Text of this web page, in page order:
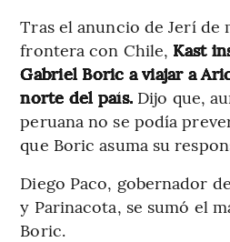
Tras el anuncio de Jerí de
frontera con Chile, Kast
Gabriel Boric a viajar a
norte del país. Dijo que,
peruana no se podía
que Boric asuma su
Diego Paco, gobernador
y Parinacota, se sumó el
Boric.